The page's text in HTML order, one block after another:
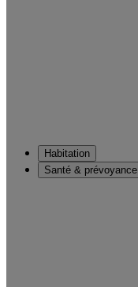
Habitation
Santé & prévoyance